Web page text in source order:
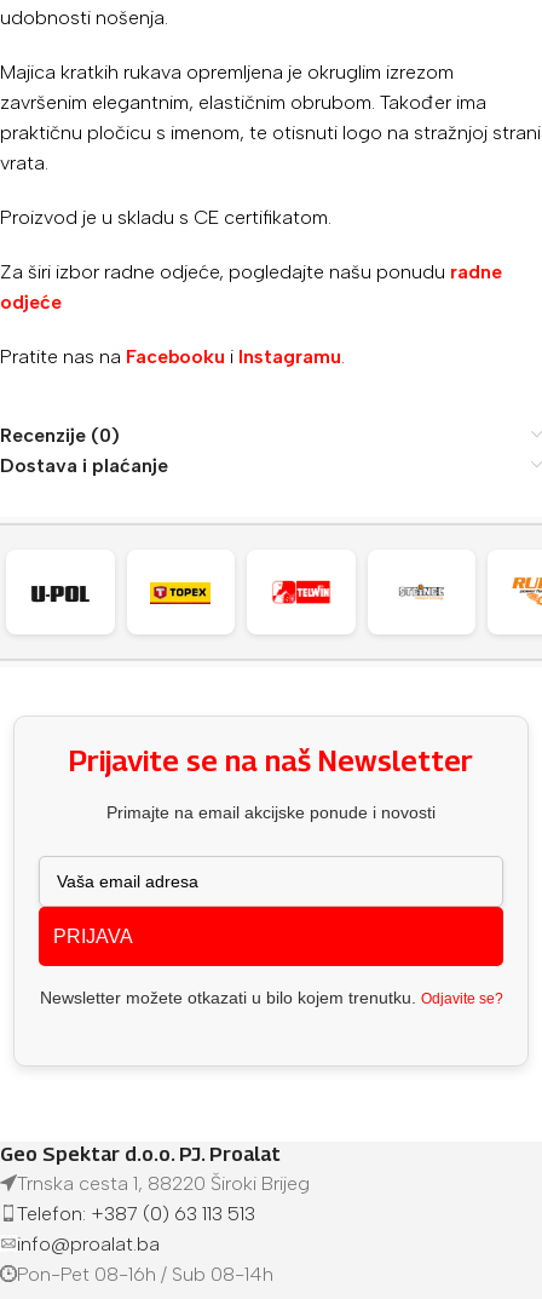
udobnosti nošenja.
Majica kratkih rukava opremljena je okruglim izrezom
završenim elegantnim, elastičnim obrubom. Također ima
praktičnu pločicu s imenom, te otisnuti logo na stražnjoj strani
vrata.
Proizvod je u skladu s CE certifikatom.
Za širi izbor radne odjeće, pogledajte našu ponudu radne
odjeće
Pratite nas na Facebooku i Instagramu
Recenzije (0)
Dostava i plaćanje
Prijavite se na naš Newsletter
Primajte na email akcijske ponude i novosti
PRIJAVA
Newsletter možete otkazati u bilo kojem trenutku. Odjavite se?
Geo Spektar d.o.o. PJ. Proalat
Trnska cesta 1, 88220 Široki Brijeg
Telefon: +387 (0) 63 113 513
info@proalat.ba
Pon-Pet 08-16h / Sub 08-14h